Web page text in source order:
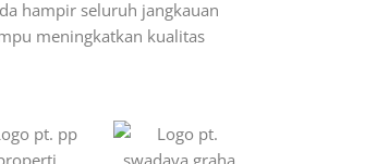
hampir seluruh jangkauan
meningkatkan kualitas